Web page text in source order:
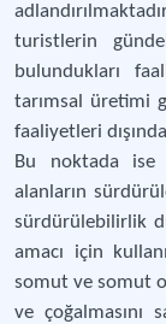
turistlerin
bulundukları
tarımsal üretimi
faaliyetleri
Bu noktada ise
alanların
sürdürülebilirlik
amacı için
somut ve somut
ve çoğalmasını